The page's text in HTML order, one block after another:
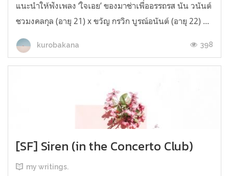
แนะนำให้ฟังเพลง ‘ใจเอย’ ของมาช่าเพื่ออรรถรส นัน วนันต์
ชวมงคลกุล (อายุ 21) x ขวัญ กรวิก บูรณ์อนันต์ (อายุ 22) ...
kurobakana 398
[SF] Siren (in the Concerto Club)
my writings.